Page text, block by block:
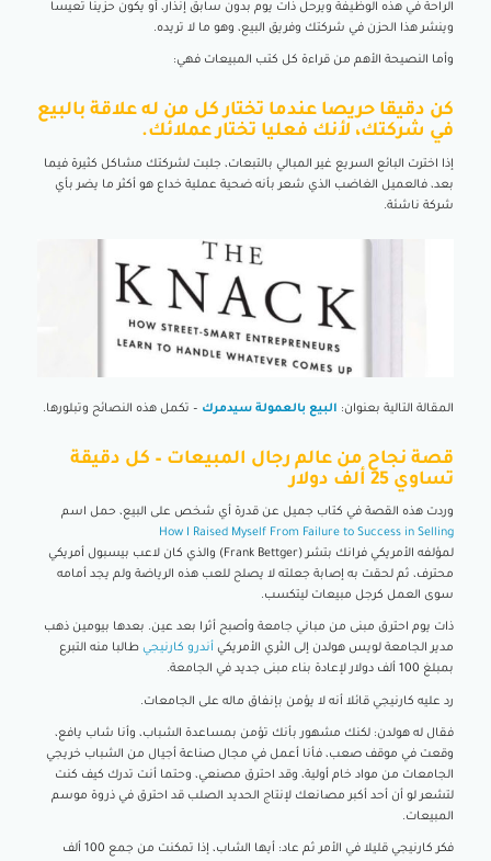
الراحة في هذه الوظيفة ويرحل ذات يوم بدون سابق إنذار، أو يكون حزينا تعيسا
وينشر هذا الحزن في شركتك وفريق البيع، وهو ما لا تريده.
وأما النصيحة الأهم من قراءة كل كتب المبيعات فهي:
كن دقيقا حريصا عندما تختار كل من له علاقة بالبيع
في شركتك، لأنك فعليا تختار عملائك.
إذا اخترت البائع السريع غير المبالي بالتبعات، جلبت لشركتك مشاكل كثيرة فيما
بعد، فالعميل الغاضب الذي شعر بأنه ضحية عملية خداع هو أكثر ما يضر بأي
شركة ناشئة.
المقالة التالية بعنوان: البيع بالعمولة سيدمرك – تكمل هذه النصائح وتبلورها.
قصة نجاح من عالم رجال المبيعات – كل دقيقة
تساوي 25 ألف دولار
وردت هذه القصة في كتاب جميل عن قدرة أي شخص على البيع، حمل اسم
How I Raised Myself From Failure to Success in Selling
لمؤلفه الأمريكي فرانك بتشر (Frank Bettger) والذي كان لاعب بيسبول أمريكي
محترف، ثم لحقت به إصابة جعلته لا يصلح للعب هذه الرياضة ولم يجد أمامه
سوى العمل كرجل مبيعات ليتكسب.
ذات يوم احترق مبنى من مباني جامعة وأصبح أثرا بعد عين. بعدها بيومين ذهب
مدير الجامعة لويس هولدن إلى الثري الأمريكي أندرو كارنيجيطالبا منه التبرع
بمبلغ 100 ألف دولار لإعادة بناء مبنى جديد في الجامعة.
رد عليه كارنيجي قائلا أنه لا يؤمن بإنفاق ماله على الجامعات.
فقال له هولدن: لكنك مشهور بأنك تؤمن بمساعدة الشباب، وأنا شاب يافع،
وقعت في موقف صعب، فأنا أعمل في مجال صناعة أجيال من الشباب خريجي
الجامعات من مواد خام أولية، وقد احترق مصنعي، وحتما أنت تدرك كيف كنت
لتشعر لو أن أحد أكبر مصانعك لإنتاج الحديد الصلب قد احترق في ذروة موسم
المبيعات.
فكر كارنيجي قليلا في الأمر ثم عاد: أيها الشاب، إذا تمكنت من جمع 100 ألف